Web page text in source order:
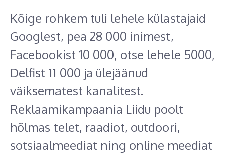
Kõige rohkem tuli lehele külastajaid
Googlest, pea 28 000 inimest,
Facebookist 10 000, otse lehele 5000,
Delfist 11 000 ja ülejäänud
väiksematest kanalitest.
Reklaamikampaania Liidu poolt
hõlmas telet, raadiot, outdoori,
sotsiaalmeediat ning online meediat